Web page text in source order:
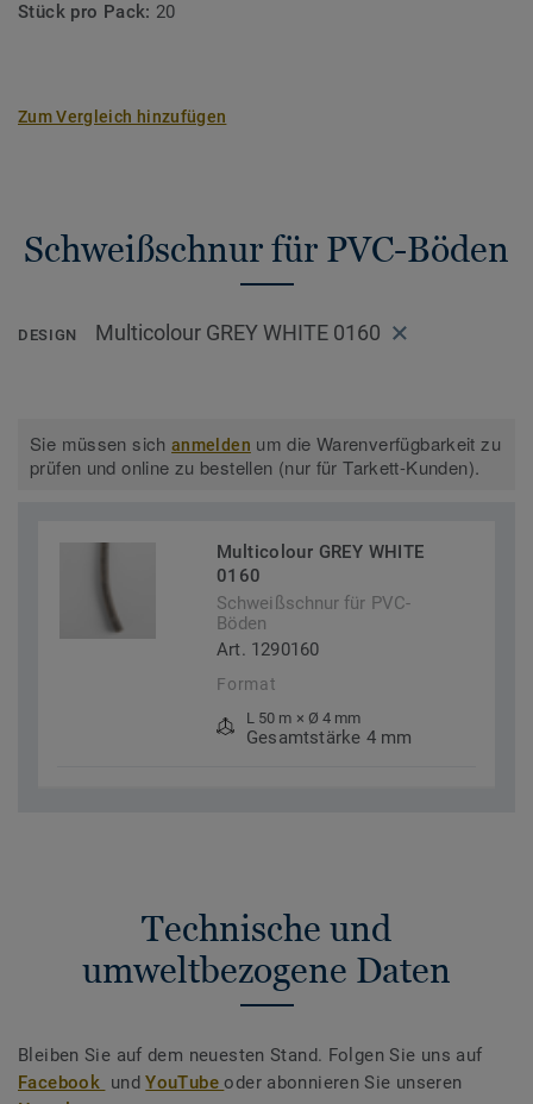
Stück pro Pack: 20
Zum Vergleich hinzufügen
Schweißschnur für PVC-Böden
DESIGN Multicolour GREY WHITE 0160
Sie müssen sichanmelden um die Warenverfügbarkeit zu
prüfen und online zu bestellen (nur für Tarkett-Kunden).
Multicolour GREY WHITE
0160
Schweißschnur für PVC-
Böden
Art. 1290160
Format
L 50 m × Ø 4 mm
Gesamtstärke 4 mm
Technische und
umweltbezogene Daten
Bleiben Sie auf dem neuesten Stand. Folgen Sie uns auf
Facebook undYouTubeoder abonnieren Sie unseren